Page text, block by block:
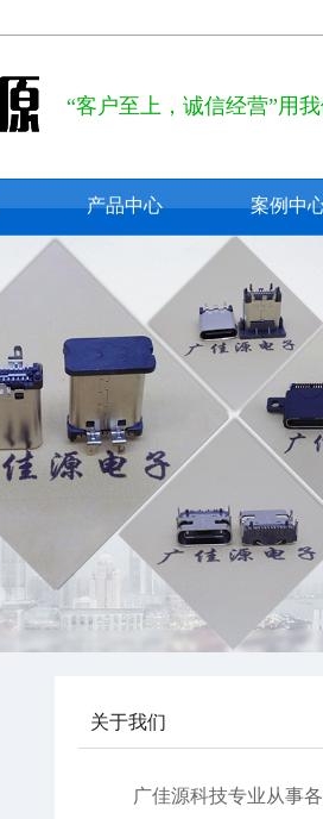
“客户至上，诚信经营”用
产品中心
usb 2.0
usb 3.0
micro usb
mini usb
防水usb接口
苹果公母座
轻触开关
案例中
关于我们
广佳源科技专业从事